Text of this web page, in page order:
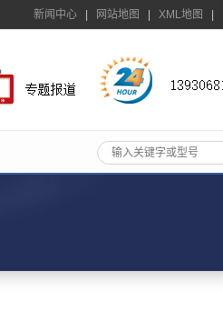
新闻中心 网站地图 XML地图